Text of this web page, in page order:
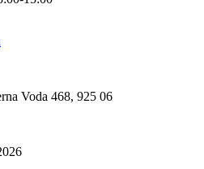
Voda 468, 925 06